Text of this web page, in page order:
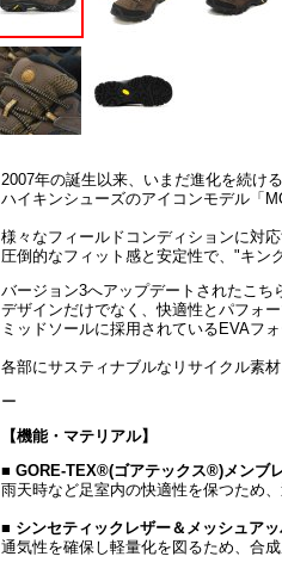
2007年の誕生以来、いまだ進化を続ける
ハイキンシューズのアイコンモデル「
様々なフィールドコンディションに対
圧倒的なフィット感と安定性で、"キン
バージョン3へアップデートされたこち
デザインだけでなく、快適性とパフォ
ミッドソールに採用されているEVAフ
各部にサスティナブルなリサイクル素材
ー
【機能・マテリアル】
■ GORE-TEX®(ゴアテックス®)メンブ
雨天時など足室内の快適性を保つため
■ シンセティックレザー＆メッシュア
通気性を確保し軽量化を図るため、合